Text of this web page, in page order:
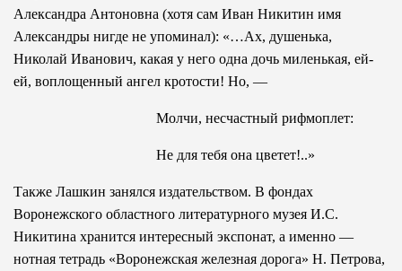
Александра Антоновна (хотя сам Иван Никитин имя
Александры нигде не упоминал): «…Ах, душенька,
Николай Иванович, какая у него одна дочь миленькая, ей-
ей, воплощенный ангел кротости! Но, —
Молчи, несчастный рифмоплет:
Не для тебя она цветет!..»
Также Лашкин занялся издательством. В фондах
Воронежского областного литературного музея И.С.
Никитина хранится интересный экспонат, а именно —
нотная тетрадь «Воронежская железная дорога» Н. Петрова,